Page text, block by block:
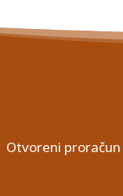
Otvoreni proračun